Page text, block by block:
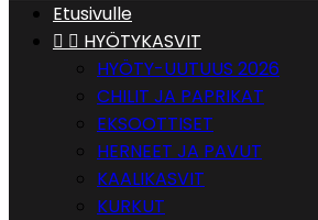
Etusivulle
  HYÖTYKASVIT
HYÖTY-UUTUUS 2026
CHILIT JA PAPRIKAT
EKSOOTTISET
HERNEET JA PAVUT
KAALIKASVIT
KURKUT